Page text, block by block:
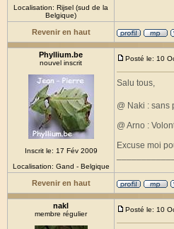
Localisation: Rijsel (sud de la
Belgique)
Revenir en haut
Phyllium.be
nouvel inscrit
Inscrit le: 17 Fév 2009
Localisation: Gand - Belgique
Posté le: 10
Salu tous,
@ Naki : sans
@ Arno :
Excuse moi
Revenir en haut
nakl
membre régulier
Posté le: 10